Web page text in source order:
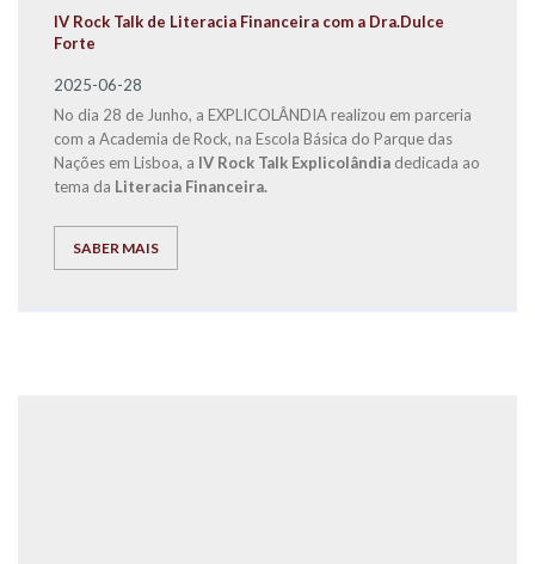
IV Rock Talk de Literacia Financeira com a Dra.Dulce
Forte
2025-06-28
No dia 28 de Junho, a EXPLICOLÂNDIA realizou em parceria
com a Academia de Rock, na Escola Básica do Parque das
Nações em Lisboa, a IV Rock Talk Explicolândia dedicada ao
tema da Literacia Financeira.
SABER MAIS